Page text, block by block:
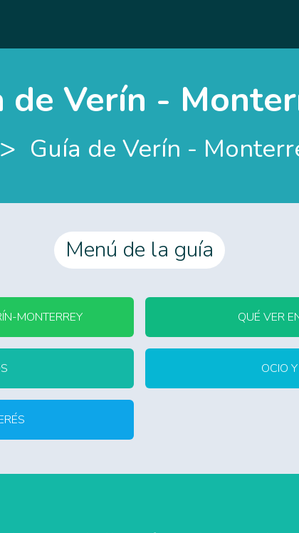
de Verín -
> Guía de Verín -
Menú de la guía
MONTERREY QUÉ VER
OCIO